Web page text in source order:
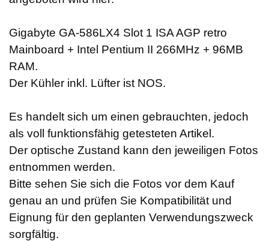
Gigabyte GA-586LX4 Slot 1 ISA AGP retro
Mainboard + Intel Pentium II 266MHz + 96MB
RAM.
Der Kühler inkl. Lüfter ist NOS.
Es handelt sich um einen gebrauchten, jedoch
als voll funktionsfähig getesteten Artikel.
Der optische Zustand kann den jeweiligen Fotos
entnommen werden.
Bitte sehen Sie sich die Fotos vor dem Kauf
genau an und prüfen Sie Kompatibilität und
Eignung für den geplanten Verwendungszweck
sorgfältig.